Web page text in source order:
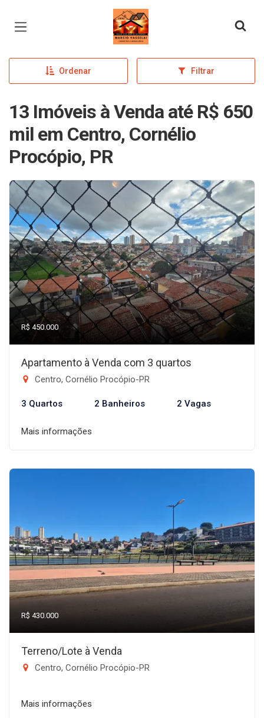
Página inicial
Ordenar Filtrar
13 Imóveis à Venda até R$ 650
mil em Centro, Cornélio
Procópio, PR
R$ 450.000
Apartamento à Venda com 3 quartos
Centro, Cornélio Procópio-PR
3 Quartos 2 Banheiros 2 Vagas
Mais informações
R$ 430.000
Terreno/Lote à Venda
Centro, Cornélio Procópio-PR
Mais informações